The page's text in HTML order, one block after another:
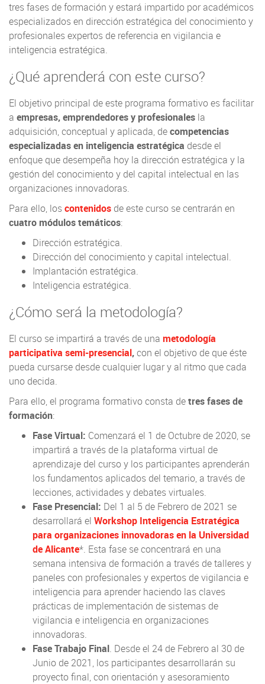
tres fases de formación y estará impartido por académicos
especializados en dirección estratégica del conocimiento y
profesionales expertos de referencia en vigilancia e
inteligencia estratégica.
¿Qué aprenderá con este curso?
El objetivo principal de este programa formativo es facilitar
a empresas, emprendedores y profesionales la
adquisición, conceptual y aplicada, decompetencias
especializadas en inteligencia estratégica desde el
enfoque que desempeña hoy la dirección estratégica y la
gestión del conocimiento y del capital intelectual en las
organizaciones innovadoras.
Para ello, loscontenidos de este curso se centrarán en
cuatro módulos temáticos:
Dirección estratégica.
Dirección del conocimiento y capital intelectual.
Implantación estratégica.
Inteligencia estratégica.
¿Cómo será la metodología?
El curso se impartirá a través de una metodología
participativa semi-presencial,con el objetivo de que éste
pueda cursarse desde cualquier lugar y al ritmo que cada
uno decida.
Para ello, el programa formativo consta detres fases de
formación:
Fase Virtual: Comenzará el 1 de Octubre de 2020, se
impartirá a través de la plataforma virtual de
aprendizaje del curso y los participantes aprenderán
los fundamentos aplicados del temario, a través de
lecciones, actividades y debates virtuales.
Fase Presencial: Del 1 al 5 de Febrero de 2021 se
desarrollará el Workshop Inteligencia Estratégica
para organizaciones innovadoras en la Universidad
de Alicante*. Esta fase se concentrará en una
semana intensiva de formación a través de talleres y
paneles con profesionales y expertos de vigilancia e
inteligencia para aprender haciendo las claves
prácticas de implementación de sistemas de
vigilancia e inteligencia en organizaciones
innovadoras.
Fase Trabajo Final. Desde el 24 de Febrero al 30 de
Junio de 2021, los participantes desarrollarán su
proyecto final, con orientación y asesoramiento